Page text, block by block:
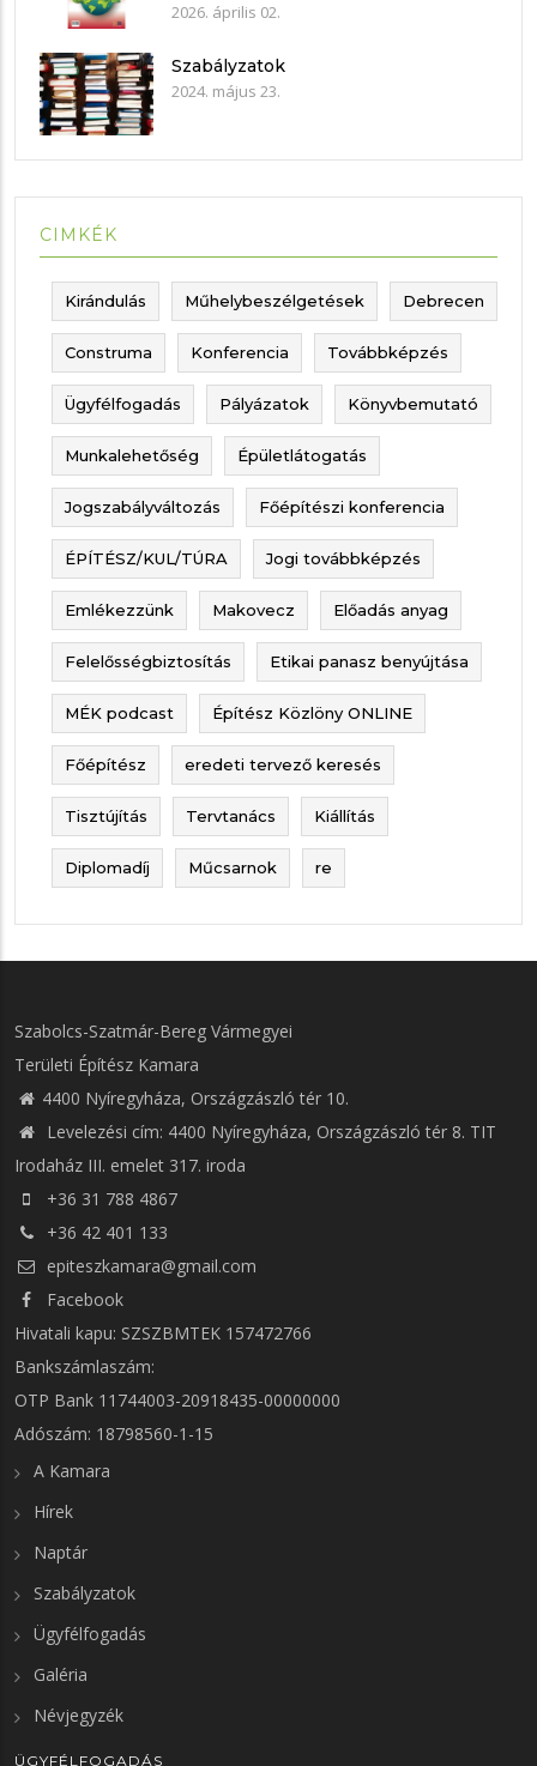
2026. április 02.
Szabályzatok
2024. május 23.
CIMKÉK
Kirándulás Műhelybeszélgetések Debrecen
Construma Konferencia Továbbképzés
Ügyfélfogadás Pályázatok Könyvbemutató
Munkalehetőség Épületlátogatás
Jogszabályváltozás Főépítészi konferencia
ÉPÍTÉSZ/KUL/TÚRA Jogi továbbképzés
Emlékezzünk Makovecz Előadás anyag
Felelősségbiztosítás Etikai panasz benyújtása
MÉK podcast Építész Közlöny ONLINE
Főépítész eredeti tervező keresés
Tisztújítás Tervtanács Kiállítás
Diplomadíj Műcsarnok re
Szabolcs-Szatmár-Bereg Vármegyei
Területi Építész Kamara
4400 Nyíregyháza, Országzászló tér 10.
Levelezési cím: 4400 Nyíregyháza, Országzászló tér 8. TIT
Irodaház III. emelet 317. iroda
+36 31 788 4867
+36 42 401 133
epiteszkamara@gmail.com
Facebook
Hivatali kapu: SZSZBMTEK 157472766
Bankszámlaszám:
OTP Bank 11744003-20918435-00000000
Adószám: 18798560-1-15
A Kamara
Hírek
Naptár
Szabályzatok
Ügyfélfogadás
Galéria
Névjegyzék
ÜGYFÉLFOGADÁS